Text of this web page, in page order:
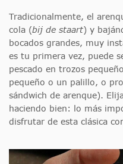
Tradicionalmente, el
cola (bij de staart) y
bocados grandes, muy
es tu primera vez, puede
pescado en trozos
pequeño o un palillo, o
sándwich de arenque).
haciendo bien: lo más
disfrutar de esta clásica